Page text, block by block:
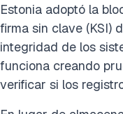
Estonia adoptó la
firma sin clave (KSI)
integridad de los
funciona creando
verificar si los